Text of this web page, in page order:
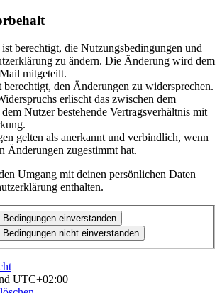
berechtigt, die Nutzungsbedingungen und
zu ändern. Die Änderung wird dem
mitgeteilt.
den Änderungen zu widersprechen.
erlischt das zwischen dem
Nutzer bestehende Vertragsverhältnis mit
gelten als anerkannt und verbindlich, wenn
Änderungen zugestimmt hat.
Umgang mit deinen persönlichen Daten
enthalten.
UTC+02:00